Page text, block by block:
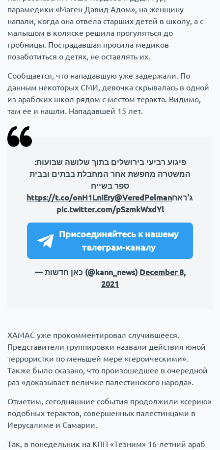
парамедики «Маген Давид Адом», на женщину
напали, когда она отвела старших детей в школу, а с
малышом в коляске решила прогуляться до
гробницы. Пострадавшая просила медиков
позаботиться о детях, не оставлять их.
Сообщается, что нападавшую уже задержали. По
данным некоторых СМИ, девочка скрывалась в одной
из арабских школ рядом с местом теракта. Видимо,
там ее и нашли. Нападавшей 15 лет.
פיגוע רביעי בירושלים בתוך שלושה שבועות:
המשטרה מחפשת אחר המחבלת בבתים ובבית
ספר בשייח
ג'ראח
https://t.co/onH1LniEry@VeredPelman
pic.twitter.com/pSzmkWxdYl
Присоединяйтесь к нашему
телеграм-каналу
— כאן חדשות (@kann_news) December 8,
2021
ХАМАС уже прокомментировал случившееся.
Представители группировки назвали действия юной
террористки по меньшей мере «героическими».
Также было сказано, что произошедшее в очередной
раз «доказывает величие палестинского народа».
Отметим, сегодняшние события продолжили «серию»
подобных терактов, совершенных палестинцами в
Иерусалиме и Самарии.
Так, в понедельник на КПП «Теэним» 16-летний араб